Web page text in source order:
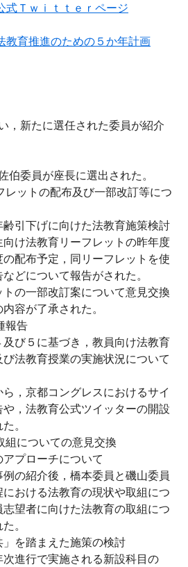
Ｔｗｉｔｔｅｒページ
教育推進のための５か年計画
，新たに選任された委員が紹介
伯委員が座長に選出された。
レットの配布及び一部改訂等につ
引下げに向けた法教育施策検討
け法教育リーフレットの昨年度
配布予定，同リーフレットを使
どについて報告がされた。
の一部改訂案について意見交換
容が了承された。
報告
び５に基づき，教員向け法教育
法教育授業の実施状況について
，京都コングレスにおけるサイ
や，法教育公式ツイッターの開設
。
組についての意見交換
プローチについて
の紹介後，橋本委員と磯山委員
おける法教育の現状や取組につ
望者に向けた法教育の取組につ
。
を踏まえた施策の検討
進行で実施される新設科目の